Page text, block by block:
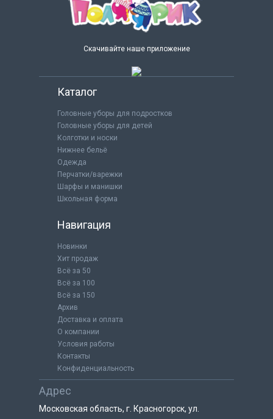
Скачивайте наше приложение
Каталог
Головные уборы для подростков
Головные уборы для детей
Колготки и носки
Нижнее бельё
Одежда
Перчатки/варежки
Шарфы и манишки
Школьная форма
Навигация
Новинки
Хит продаж
Всё за 50
Всё за 100
Всё за 150
Архив
Доставка и оплата
О компании
Условия работы
Контакты
Конфиденциальность
Адрес
Московская область, г. Красногорск, ул.